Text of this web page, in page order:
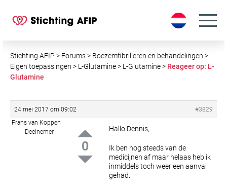
Stichting AFIP > Forums> Boezemfibrilleren en behandelingen >
Eigen toepassingen > L-Glutamine> L-Glutamine> Reageer op: L-
Glutamine
24 mei 2017 om 09:02
#3829
Frans van Koppen
Deelnemer
0
Hallo Dennis,
Ik ben nog steeds van de
medicijnen af maar helaas heb ik
inmiddels toch weer een aanval
gehad.